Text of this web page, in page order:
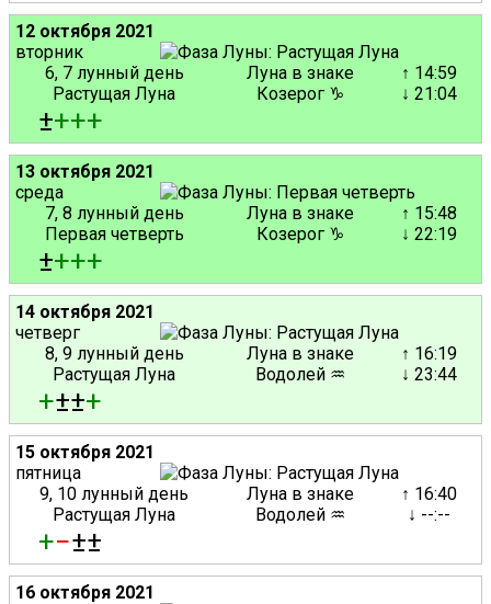
12 октября 2021
вторник
6, 7 лунный день
Растущая Луна
Луна в знаке
Козерог ♑
↑ 14:59
↓ 21:04
±+++
13 октября 2021
среда
7, 8 лунный день
Первая четверть
Луна в знаке
Козерог ♑
↑ 15:48
↓ 22:19
±+++
14 октября 2021
четверг
8, 9 лунный день
Растущая Луна
Луна в знаке
Водолей ♒
↑ 16:19
↓ 23:44
+±±+
15 октября 2021
пятница
9, 10 лунный день
Растущая Луна
Луна в знаке
Водолей ♒
↑ 16:40
↓ --:--
+−±±
16 октября 2021